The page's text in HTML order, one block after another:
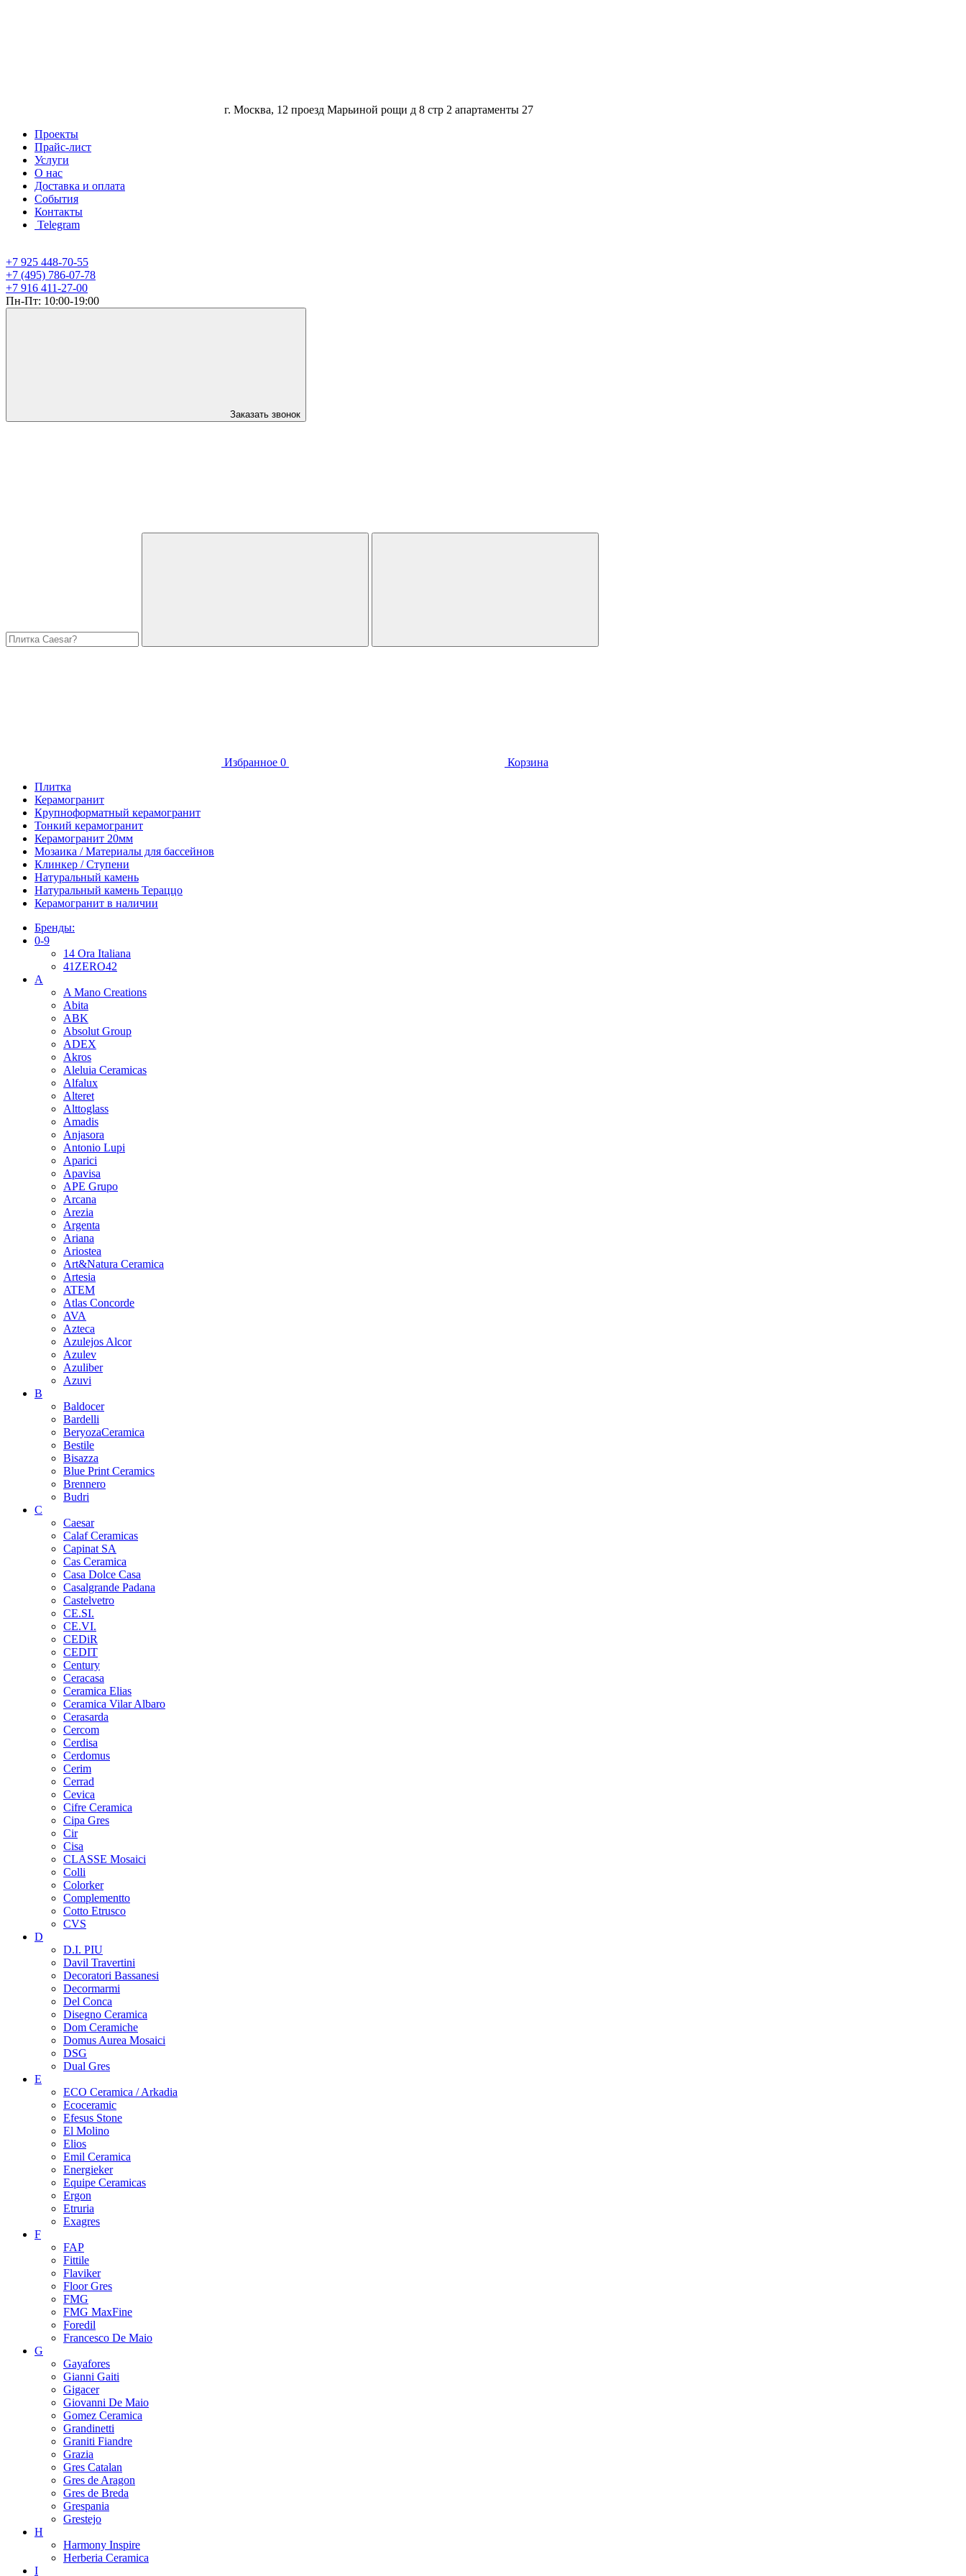
г. Москва, 12 проезд Марьиной рощи д 8 стр 2 апартаменты 27
Проекты
Прайс-лист
Услуги
О нас
Доставка и оплата
События
Контакты
Telegram
+7 925 448-70-55
+7 (495) 786-07-78
+7 916 411-27-00
Пн-Пт: 10:00-19:00
Заказать звонок
Избранное 0
Корзина
Плитка
Керамогранит
Крупноформатный керамогранит
Тонкий керамогранит
Керамогранит 20мм
Мозаика / Материалы для бассейнов
Клинкер / Ступени
Натуральный камень
Натуральный камень Тераццо
Керамогранит в наличии
Бренды:
0-9
14 Ora Italiana
41ZERO42
A
A Mano Creations
Abita
ABK
Absolut Group
ADEX
Akros
Aleluia Ceramicas
Alfalux
Alteret
Alttoglass
Amadis
Anjasora
Antonio Lupi
Aparici
Apavisa
APE Grupo
Arcana
Arezia
Argenta
Ariana
Ariostea
Art&Natura Ceramica
Artesia
ATEM
Atlas Concorde
AVA
Azteca
Azulejos Alcor
Azulev
Azuliber
Azuvi
B
Baldocer
Bardelli
BeryozaCeramica
Bestile
Bisazza
Blue Print Ceramics
Brennero
Budri
C
Caesar
Calaf Ceramicas
Capinat SA
Cas Ceramica
Casa Dolce Casa
Casalgrande Padana
Castelvetro
CE.SI.
CE.VI.
CEDiR
CEDIT
Century
Ceracasa
Ceramica Elias
Ceramica Vilar Albaro
Cerasarda
Cercom
Cerdisa
Cerdomus
Cerim
Cerrad
Cevica
Cifre Ceramica
Cipa Gres
Cir
Cisa
CLASSE Mosaici
Colli
Colorker
Complementto
Cotto Etrusco
CVS
D
D.I. PIU
Davil Travertini
Decoratori Bassanesi
Decormarmi
Del Conca
Disegno Ceramica
Dom Ceramiche
Domus Aurea Mosaici
DSG
Dual Gres
E
ECO Ceramica / Arkadia
Ecoceramic
Efesus Stone
El Molino
Elios
Emil Ceramica
Energieker
Equipe Ceramicas
Ergon
Etruria
Exagres
F
FAP
Fittile
Flaviker
Floor Gres
FMG
FMG MaxFine
Foredil
Francesco De Maio
G
Gayafores
Gianni Gaiti
Gigacer
Giovanni De Maio
Gomez Ceramica
Grandinetti
Graniti Fiandre
Grazia
Gres Catalan
Gres de Aragon
Gres de Breda
Grespania
Grestejo
H
Harmony Inspire
Herberia Ceramica
I